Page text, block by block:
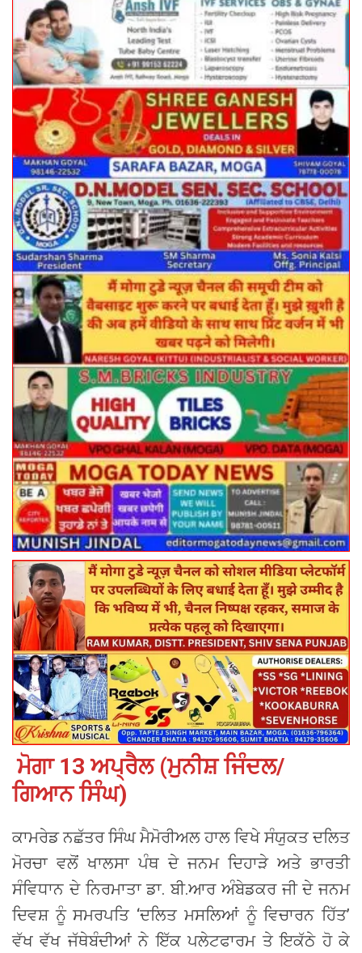
ਮੋਗਾ 13 ਅਪ੍ਰੈਲ (ਮੁਨੀਸ਼ ਜਿੰਦਲ/
ਗਿਆਨ ਸਿੰਘ)
ਕਾਮਰੇਡ ਨਛੱਤਰ ਸਿੰਘ ਮੈਮੋਰੀਅਲ ਹਾਲ ਵਿਖੇ ਸੰਯੁਕਤ ਦਲਿਤ
ਮੋਰਚਾ ਵਲੋਂ ਖਾਲਸਾ ਪੰਥ ਦੇ ਜਨਮ ਦਿਹਾੜੇ ਅਤੇ ਭਾਰਤੀ
ਸੰਵਿਧਾਨ ਦੇ ਨਿਰਮਾਤਾ ਡਾ. ਬੀ.ਆਰ ਅੰਬੇਡਕਰ ਜੀ ਦੇ ਜਨਮ
ਦਿਵਸ਼ ਨੂੰ ਸਮਰਪਤਿ ‘ਦਲਿਤ ਮਸਲਿਆਂ ਨੂੰ ਵਿਚਾਰਨ ਹਿੱਤ’
ਵੱਖ ਵੱਖ ਜੱਥੇਬੰਦੀਆਂ ਨੇ ਇੱਕ ਪਲੇਟਫਾਰਮ ਤੇ ਇਕੱਠੇ ਹੋ ਕੇ